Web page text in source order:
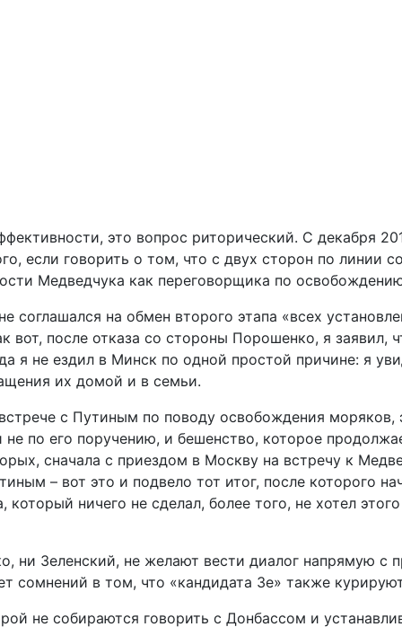
это вопрос риторический. С декабря
если говорить о том, что с двух сторон по линии
Медведчука как переговорщика по
на обмен второго этапа «всех
после отказа со стороны Порошенко, я заявил,
я не ездил в Минск по одной простой причине: я
их домой и в семьи.
с Путиным по поводу освобождения моряков,
по его поручению, и бешенство, которое
сначала с приездом в Москву на встречу к
– вот это и подвело тот итог, после которого
который ничего не сделал, более того, не хотел
ни Зеленский, не желают вести диалог напрямую с
сомнений в том, что «кандидата Зе» также
не собираются говорить с Донбассом и